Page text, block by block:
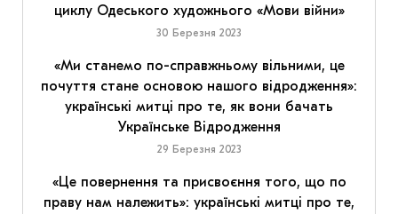
циклу Одеського художнього «Мови війни»
30 Березня 2023
«Ми станемо по-справжньому вільними, це
почуття стане основою нашого відродження»:
українські митці про те, як вони бачать
Українське Відродження
29 Березня 2023
«Це повернення та присвоєння того, що по
праву нам належить»: українські митці про те,